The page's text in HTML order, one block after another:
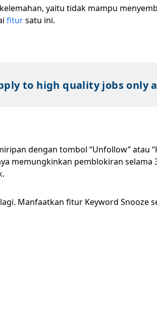
yaitu tidak mampu
fitursatu ini.
to high quality jobs only
dengan tombol “Unfollow”
memungkinkan pemblokiran
Manfaatkan fitur Keyword Snooze